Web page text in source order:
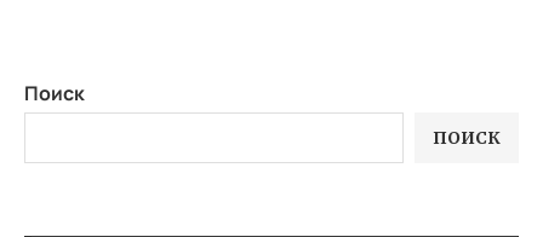
Поиск
ПОИСК